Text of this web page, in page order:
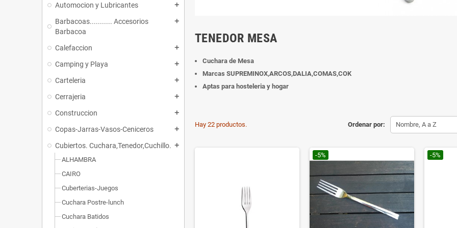
Automocion y Lubricantes add
Barbacoas........... Accesorios
Barbacoa
add
Calefaccion add
Camping y Playa add
Carteleria add
Cerrajeria add
Construccion add
Copas-Jarras-Vasos-Ceniceros add
Cubiertos. Cuchara,Tenedor,Cuchillo. add
ALHAMBRA
CAIRO
Cuberterias-Juegos
Cuchara Postre-lunch
Cuchara Batidos
TENEDOR MESA
Cuchara de Mesa
Marcas SUPREMINOX,ARCOS,DALIA,COMAS,COK
Aptas para hosteleria y hogar
Ordenar por: Nombre, A a Z
Hay 22 productos.
-5% -5%